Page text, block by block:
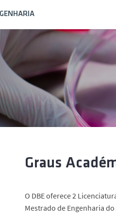
Graus
O DBE oferece 2
Mestrado de Engenharia